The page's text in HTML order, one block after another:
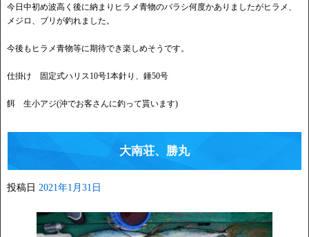
今日中初め波高く後に納まりヒラメ青物のバラシ何度かありましたがヒラメ、
メジロ、ブリが釣れました。
今後もヒラメ青物等に期待でき楽しめそうです。
仕掛け 固定式ハリス10号1本針り、錘50号
餌 生小アジ(沖でお客さんに釣って貰います)
大南荘、勝丸
投稿日 2021年1月31日